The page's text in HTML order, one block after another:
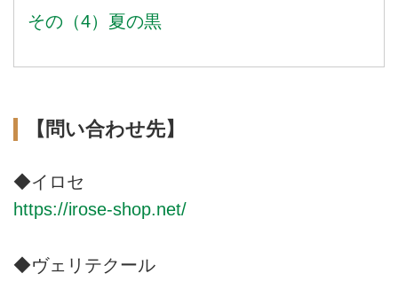
その（4）夏の黒
【問い合わせ先】
◆イロセ
https://irose-shop.net/
◆ヴェリテクール